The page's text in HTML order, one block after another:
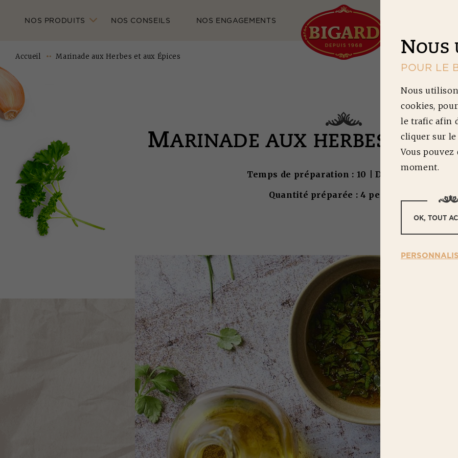
NOS PRODUITS NOS CONSEILS NOS ENGAGEMENTS
Accueil Marinade aux Herbes et aux Épices
MARINADE AUX HERBES ET
Temps de préparation : 10 | Difficulté : 1/5
Quantité préparée : 4 personnes
NOUS
POUR LE
Nous
cookies,
le trafic afin
cliquer sur
Vous
moment.
OK, TOUT